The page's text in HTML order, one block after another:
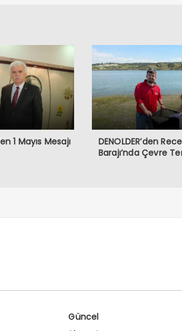
1 Mayıs Mesajı
DENOLDER’den
Barajı’nda Çevre
Güncel